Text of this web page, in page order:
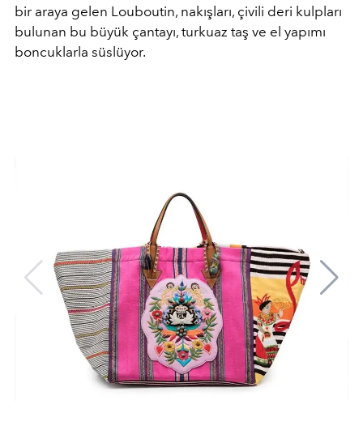
bir araya gelen Louboutin, nakışları, çivili deri kulpları
bulunan bu büyük çantayı, turkuaz taş ve el yapımı
boncuklarla süslüyor.